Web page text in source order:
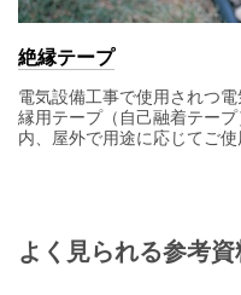
絶縁テープ
電気設備工事で使用されつ
縁用テープ（自己融着テー
内、屋外で用途に応じてご使
よく見られる参考資